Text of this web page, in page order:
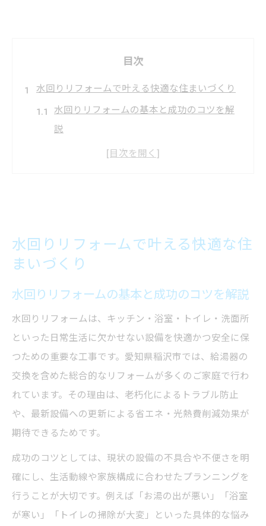
目次
水回りリフォームで叶える快適な住まいづくり
水回りリフォームの基本と成功のコツを解
説
快適な空間作りに役立つ水回りリフォーム
とは
水回りリフォームと省エネ設備の関係を知
る
給湯器交換がもたらす安心の生活環境とは
水回りリフォームで実現する安心の給湯器
交換
給湯器交換の効果と安全な生活のポイント
水回りリフォーム時に知りたい給湯器の選
び方
省エネ給湯器導入で安心と経済性を両立す
る方法
給湯器交換を含む水回りリフォームの注意
点
リフォーム補助金活用法を詳しく解説
水回りリフォームで叶える快適な住
まいづくり
水回りリフォームの基本と成功のコツを解説
水回りリフォームは、キッチン・浴室・トイレ・洗面所
といった日常生活に欠かせない設備を快適かつ安全に保
つための重要な工事です。愛知県稲沢市では、給湯器の
交換を含めた総合的なリフォームが多くのご家庭で行わ
れています。その理由は、老朽化によるトラブル防止
や、最新設備への更新による省エネ・光熱費削減効果が
期待できるためです。
成功のコツとしては、現状の設備の不具合や不便さを明
確にし、生活動線や家族構成に合わせたプランニングを
行うことが大切です。例えば「お湯の出が悪い」「浴室
が寒い」「トイレの掃除が大変」といった具体的な悩み